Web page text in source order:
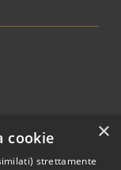
×
cookie
strettamente